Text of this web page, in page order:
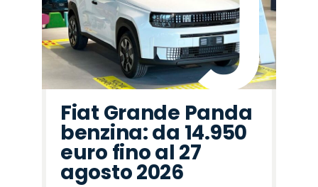
Fiat Grande Panda
benzina: da 14.950
euro fino al 27
agosto 2026